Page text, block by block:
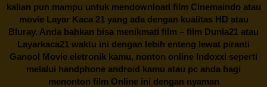
kalian pun mampu untuk mendownload film Cinemaindo atau
movie Layar Kaca 21 yang ada dengan kualitas HD atau
Bluray. Anda bahkan bisa menikmati film – film Dunia21 atau
Layarkaca21 waktu ini dengan lebih enteng lewat piranti
Ganool Movie eletronik kamu, nonton online Indoxxi seperti
melalui handphone android kamu atau pc anda bagi
menonton film Online ini dengan nyaman